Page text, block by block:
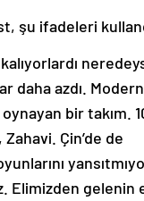
şu ifadeleri
daha azdı. Modern
bir takım.
Çin’de de
Elimizden gelenin